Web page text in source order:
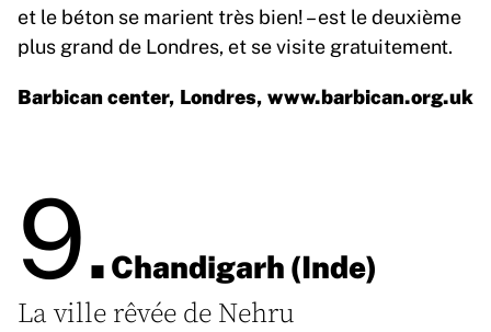
et le béton se marient très bien! – est le deuxième
plus grand de Londres, et se visite gratuitement.
Barbican center, Londres, www.barbican.org.uk
9.Chandigarh (Inde)
La ville rêvée de Nehru